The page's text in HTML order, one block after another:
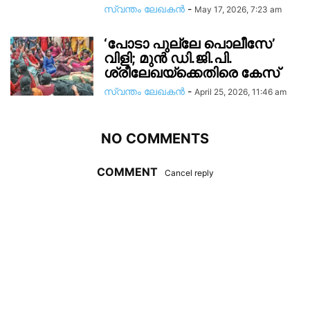
സ്വന്തം ലേഖകന്‍ - May 17, 2026, 7:23 am
‘പോടാ പുല്ലേ പൊലീസേ’
വിളി; മുൻ ഡി.ജി.പി.
ശ്രീലേഖയ്ക്കെതിരെ കേസ്
സ്വന്തം ലേഖകന്‍ - April 25, 2026, 11:46 am
NO COMMENTS
COMMENT Cancel reply